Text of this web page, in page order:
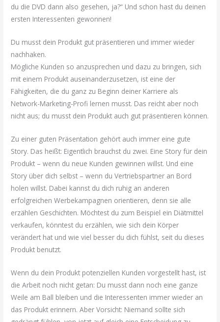
du die DVD dann also gesehen, ja?“ Und schon hast du deinen
ersten Interessenten gewonnen!
Du musst dein Produkt gut präsentieren und immer wieder
nachhaken.
Mögliche Kunden so anzusprechen und dazu zu bringen, sich
mit einem Produkt auseinanderzusetzen, ist eine der
Fähigkeiten, die du ganz zu Beginn deiner Karriere als
Network-Marketing-Profi lernen musst. Das reicht aber noch
nicht aus; du musst dein Produkt auch gut präsentieren können.
Zu einer guten Präsentation gehört auch immer eine gute
Story. Das heißt: Eigentlich brauchst du zwei. Eine Story für dein
Produkt – wenn du neue Kunden gewinnen willst. Und eine
Story über dich selbst – wenn du Vertriebspartner an Bord
holen willst. Dabei kannst du dich ruhig an anderen
erfolgreichen Werbekampagnen orientieren, denn sie alle
erzählen Geschichten. Möchtest du zum Beispiel ein Diätmittel
verkaufen, könntest du erzählen, wie sich dein Körper
verändert hat und wie viel besser du dich fühlst, seit du dieses
Produkt benutzt.
Wenn du dein Produkt potenziellen Kunden vorgestellt hast, ist
die Arbeit noch nicht getan: Du musst dann noch eine ganze
Weile am Ball bleiben und die Interessenten immer wieder an
das Produkt erinnern. Aber Vorsicht: Niemand sollte sich